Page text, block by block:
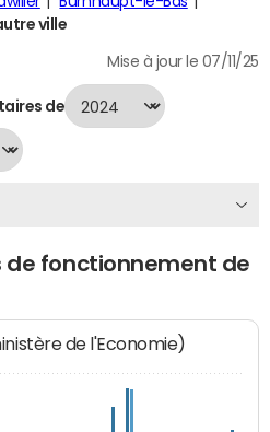
ville
Mise à jour le 07/11/25
de
de fonctionnement de
de l'Economie)